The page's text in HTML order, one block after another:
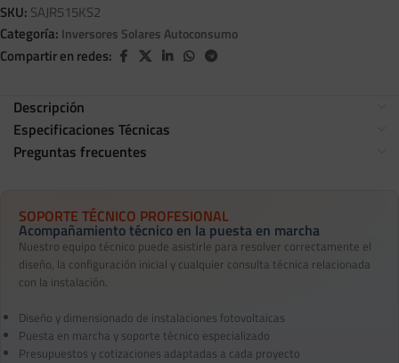
SKU: SAJR515KS2
Categoría: Inversores Solares Autoconsumo
Compartir en redes:
Descripción
Especificaciones Técnicas
Preguntas frecuentes
SOPORTE TÉCNICO PROFESIONAL
Acompañamiento técnico en la puesta en marcha
Nuestro equipo técnico puede asistirle para resolver correctamente el
diseño, la configuración inicial y cualquier consulta técnica relacionada
con la instalación.
Diseño y dimensionado de instalaciones fotovoltaicas
Puesta en marcha y soporte técnico especializado
Presupuestos y cotizaciones adaptadas a cada proyecto